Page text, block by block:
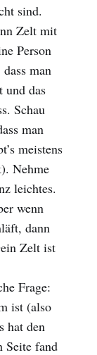
sind.
Zelt mit
Person
man
und das
Schau
man
meistens
Nehme
leichtes.
wenn
dann
Zelt ist
Frage:
ist (also
hat den
Seite fand